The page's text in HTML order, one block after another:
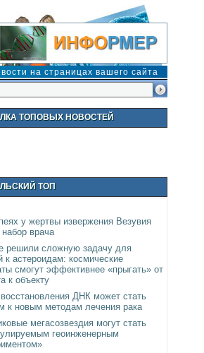
на страницах вашего сайта
ТОПОВЫХ НОВОСТЕЙ
ТОП
у жертвы извержения Везувия
врача
решили сложную задачу для
к астероидам: космические
смогут эффективнее «прыгать» от
к объекту
ДНК может стать
к новым методам лечения рака
мегасозвездия могут стать
геоинженерным